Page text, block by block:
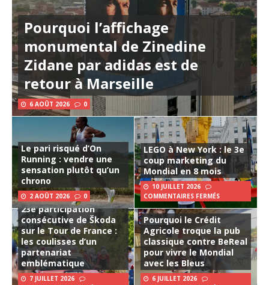
Pourquoi l’affichage
monumental de Zinedine
Zidane par adidas est de
retour à Marseille
6 AOÛT 2026 0
Le pari risqué d’On
Running : vendre une
sensation plutôt qu’un
chrono
2 AOÛT 2026 0
LEGO à New York : le 3e
coup marketing du
Mondial en 8 mois
10 JUILLET 2026
COMMENTAIRES FERMÉS
23e participation
consécutive de Škoda
sur le Tour de France :
les coulisses d’un
partenariat
emblématique
7 JUILLET 2026
Pourquoi le Crédit
Agricole troque la pub
classique contre BeReal
pour vivre le Mondial
avec les Bleus
6 JUILLET 2026